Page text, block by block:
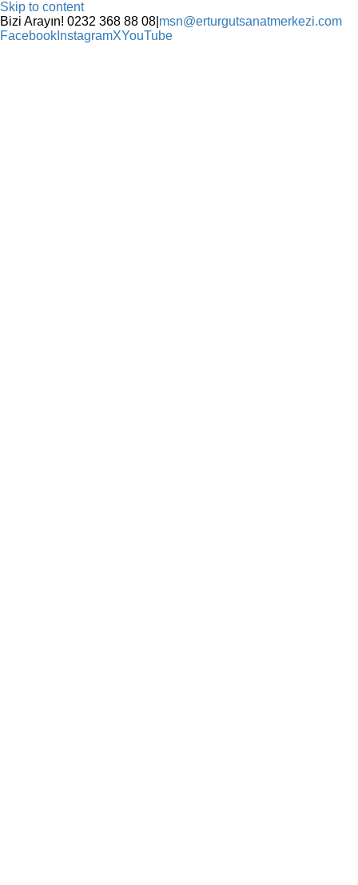
Skip to content
Bizi Arayın! 0232 368 88 08 msn@erturgutsanatmerkezi.com
Facebook InstagramXYouTube